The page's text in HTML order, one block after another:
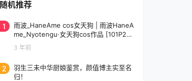
随机推荐
1
雨波_HaneAme cos女天狗 | 雨波HaneA
me_Nyotengu·女天狗cos作品 [101P2V-
349MB]
3 年前
2
羽生三未中华厨娘鉴赏，颜值博主实至名
归！